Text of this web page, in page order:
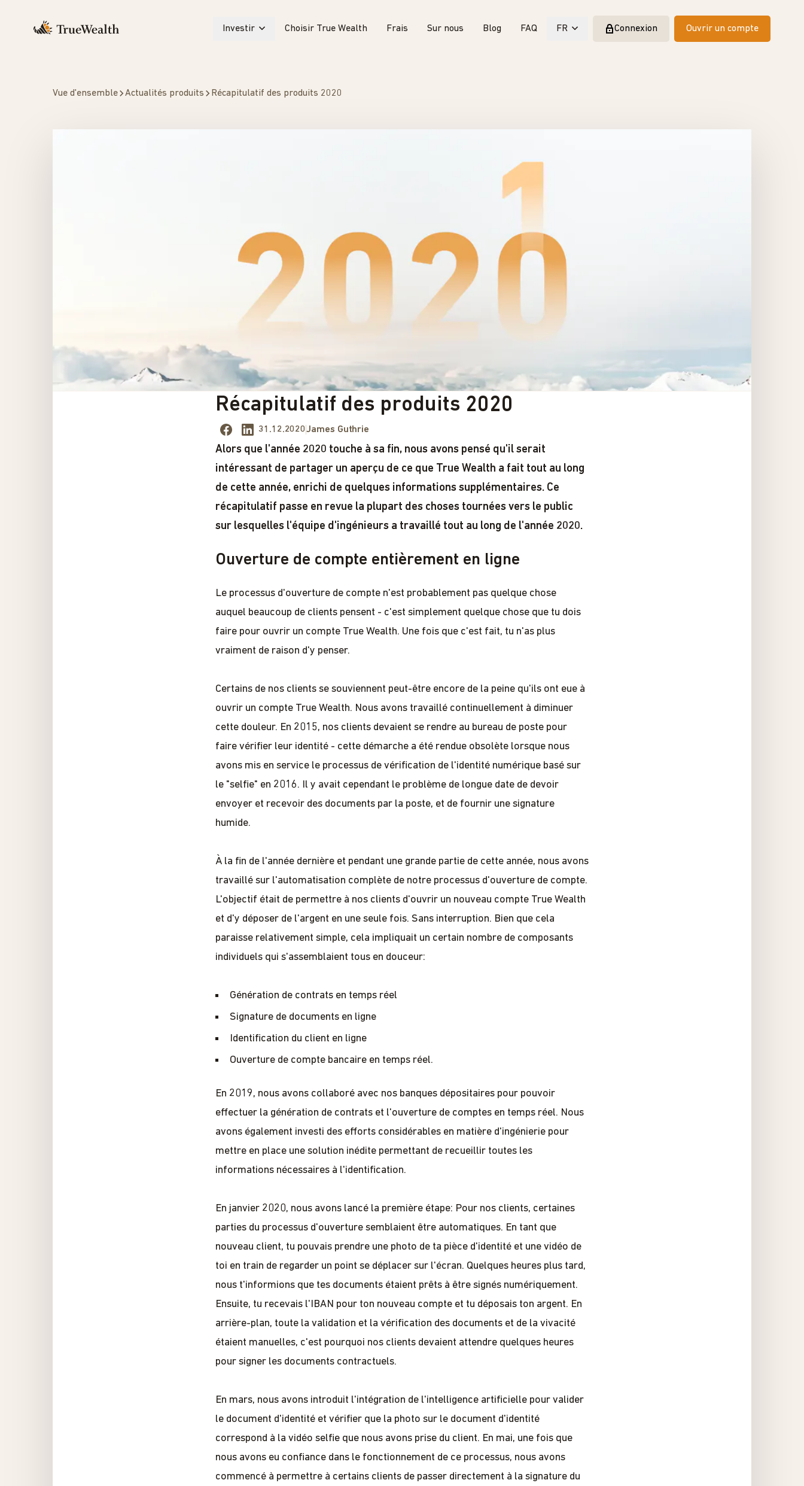
Investir Choisir True Wealth Frais Sur nous Blog FAQ FR Connexion Ouvrir un compte
Vue d'ensemble Actualités produits Récapitulatif des produits 2020
Récapitulatif des produits 2020
31.12.2020James Guthrie
Alors que l'année 2020 touche à sa fin, nous avons pensé qu'il serait
intéressant de partager un aperçu de ce que True Wealth a fait tout au long
de cette année, enrichi de quelques informations supplémentaires. Ce
récapitulatif passe en revue la plupart des choses tournées vers le public
sur lesquelles l'équipe d'ingénieurs a travaillé tout au long de l'année 2020.
Ouverture de compte entièrement en ligne
Le processus d'ouverture de compte n'est probablement pas quelque chose
auquel beaucoup de clients pensent - c'est simplement quelque chose que tu dois
faire pour ouvrir un compte True Wealth. Une fois que c'est fait, tu n'as plus
vraiment de raison d'y penser.
Certains de nos clients se souviennent peut-être encore de la peine qu'ils ont eue à
ouvrir un compte True Wealth. Nous avons travaillé continuellement à diminuer
cette douleur. En 2015, nos clients devaient se rendre au bureau de poste pour
faire vérifier leur identité - cette démarche a été rendue obsolète lorsque nous
avons mis en service le processus de vérification de l'identité numérique basé sur
le "selfie" en 2016. Il y avait cependant le problème de longue date de devoir
envoyer et recevoir des documents par la poste, et de fournir une signature
humide.
À la fin de l'année dernière et pendant une grande partie de cette année, nous avons
travaillé sur l'automatisation complète de notre processus d'ouverture de compte.
L'objectif était de permettre à nos clients d'ouvrir un nouveau compte True Wealth
et d'y déposer de l'argent en une seule fois. Sans interruption. Bien que cela
paraisse relativement simple, cela impliquait un certain nombre de composants
individuels qui s'assemblaient tous en douceur:
Génération de contrats en temps réel
Signature de documents en ligne
Identification du client en ligne
Ouverture de compte bancaire en temps réel.
En 2019, nous avons collaboré avec nos banques dépositaires pour pouvoir
effectuer la génération de contrats et l'ouverture de comptes en temps réel. Nous
avons également investi des efforts considérables en matière d'ingénierie pour
mettre en place une solution inédite permettant de recueillir toutes les
informations nécessaires à l'identification.
En janvier 2020, nous avons lancé la première étape: Pour nos clients, certaines
parties du processus d'ouverture semblaient être automatiques. En tant que
nouveau client, tu pouvais prendre une photo de ta pièce d'identité et une vidéo de
toi en train de regarder un point se déplacer sur l'écran. Quelques heures plus tard,
nous t'informions que tes documents étaient prêts à être signés numériquement.
Ensuite, tu recevais l'IBAN pour ton nouveau compte et tu déposais ton argent. En
arrière-plan, toute la validation et la vérification des documents et de la vivacité
étaient manuelles, c'est pourquoi nos clients devaient attendre quelques heures
pour signer les documents contractuels.
En mars, nous avons introduit l'intégration de l'intelligence artificielle pour valider
le document d'identité et vérifier que la photo sur le document d'identité
correspond à la vidéo selfie que nous avons prise du client. En mai, une fois que
nous avons eu confiance dans le fonctionnement de ce processus, nous avons
commencé à permettre à certains clients de passer directement à la signature du